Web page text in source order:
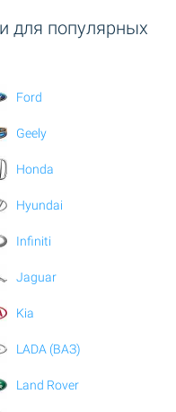
для популярных
Ford
Geely
Honda
Hyundai
Infiniti
Jaguar
Kia
LADA (ВАЗ)
Land Rover